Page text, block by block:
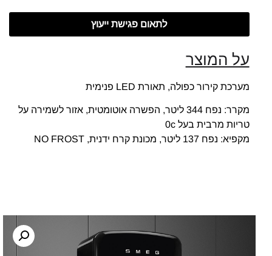
לתאום פגישת ייעוץ
על המוצר
מערכת קירור כפולה, תאורת LED פנימית
מקרר: נפח 344 ליטר, הפשרה אוטומטית, אזור לשמירה על
טריות מרבית בעל 0c
מקפיא: נפח 137 ליטר, מכונת קרח ידנית, NO FROST